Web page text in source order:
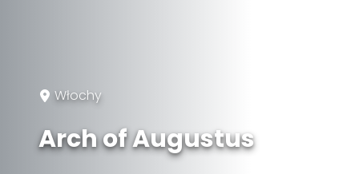
Włochy
Arch of Augustus